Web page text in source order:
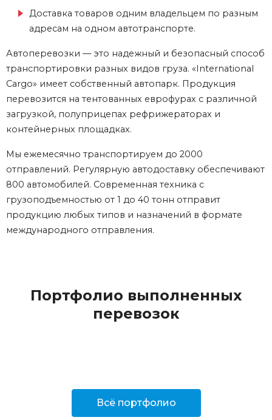
Доставка товаров одним владельцем по разным
адресам на одном автотранспорте.
Автоперевозки — это надежный и безопасный способ
транспортировки разных видов груза. «International
Cargo» имеет собственный автопарк. Продукция
перевозится на тентованных еврофурах с различной
загрузкой, полуприцепах рефрижераторах и
контейнерных площадках.
Мы ежемесячно транспортируем до 2000
отправлений. Регулярную автодоставку обеспечивают
800 автомобилей. Современная техника с
грузоподъемностью от 1 до 40 тонн отправит
продукцию любых типов и назначений в формате
международного отправления.
Портфолио выполненных
перевозок
Всё портфолио